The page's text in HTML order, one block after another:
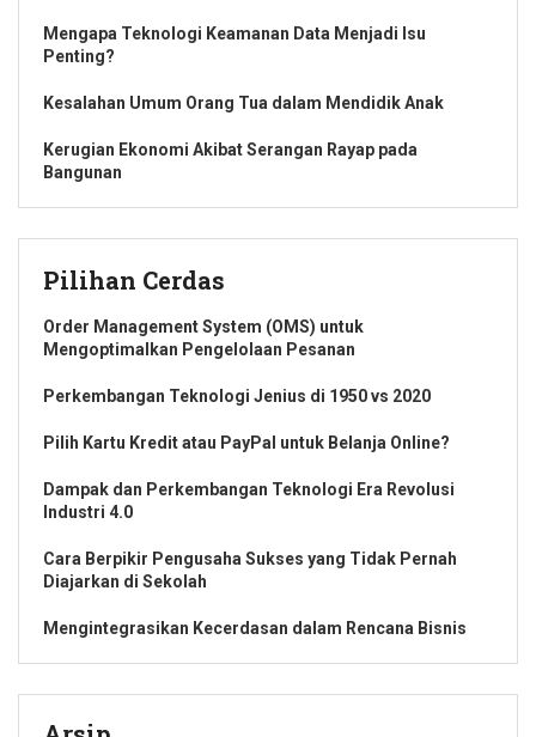
Mengapa Teknologi Keamanan Data Menjadi Isu
Penting?
Kesalahan Umum Orang Tua dalam Mendidik Anak
Kerugian Ekonomi Akibat Serangan Rayap pada
Bangunan
Pilihan Cerdas
Order Management System (OMS) untuk
Mengoptimalkan Pengelolaan Pesanan
Perkembangan Teknologi Jenius di 1950 vs 2020
Pilih Kartu Kredit atau PayPal untuk Belanja Online?
Dampak dan Perkembangan Teknologi Era Revolusi
Industri 4.0
Cara Berpikir Pengusaha Sukses yang Tidak Pernah
Diajarkan di Sekolah
Mengintegrasikan Kecerdasan dalam Rencana Bisnis